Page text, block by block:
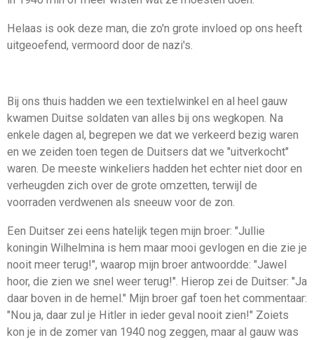
Helaas is ook deze man, die zo'n grote invloed op ons heeft
uitgeoefend, vermoord door de nazi's.
Bij ons thuis hadden we een textielwinkel en al heel gauw
kwamen Duitse soldaten van alles bij ons wegkopen. Na
enkele dagen al, begrepen we dat we verkeerd bezig waren
en we zeiden toen tegen de Duitsers dat we "uitverkocht"
waren. De meeste winkeliers hadden het echter niet door en
verheugden zich over de grote omzetten, terwijl de
voorraden verdwenen als sneeuw voor de zon.
Een Duitser zei eens hatelijk tegen mijn broer: "Jullie
koningin Wilhelmina is hem maar mooi gevlogen en die zie je
nooit meer terug!", waarop mijn broer antwoordde: "Jawel
hoor, die zien we snel weer terug!". Hierop zei de Duitser: "Ja
daar boven in de hemel." Mijn broer gaf toen het commentaar:
"Nou ja, daar zul je Hitler in ieder geval nooit zien!" Zoiets
kon je in de zomer van 1940 nog zeggen, maar al gauw was